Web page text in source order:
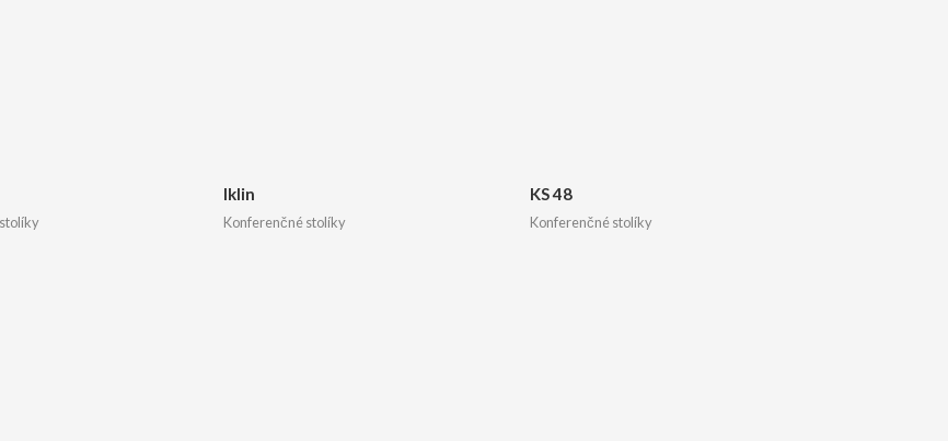
Iklin
Konferenčné stolíky
KS 48
Konferenčné stolíky